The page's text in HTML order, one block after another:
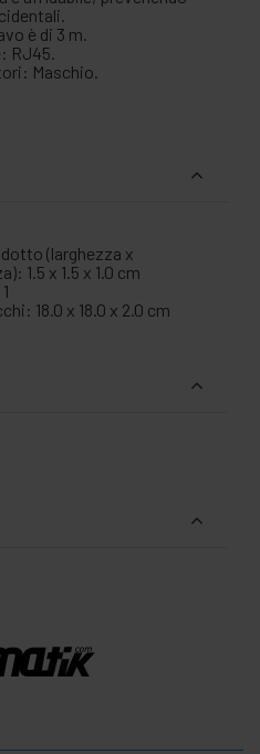
è di 3 m.
RJ45.
Maschio.
(larghezza x
1.5 x 1.5 x 1.0 cm
18.0 x 18.0 x 2.0 cm